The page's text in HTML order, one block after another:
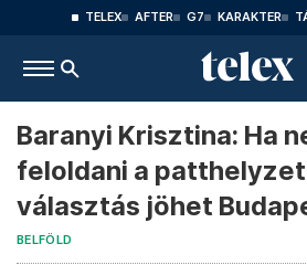
TELEX AFTER G7 KARAKTER
Baranyi Krisztina: Ha
feloldani a
választás jöhet
BELFÖLD